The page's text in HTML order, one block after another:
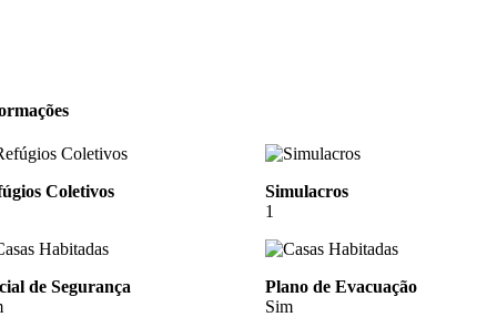
Coletivos
Simulacros
1
de Segurança
Plano de Evacuação
Sim